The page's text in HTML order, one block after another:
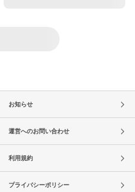
お知らせ
運営へのお問い合わせ
利用規約
プライバシーポリシー